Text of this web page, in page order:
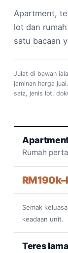
Apartment,
lot dan
satu bacaan
Julat di bawah
jaminan harga
saiz, jenis lot,
Rumah
Semak
keadaan unit.
Teres